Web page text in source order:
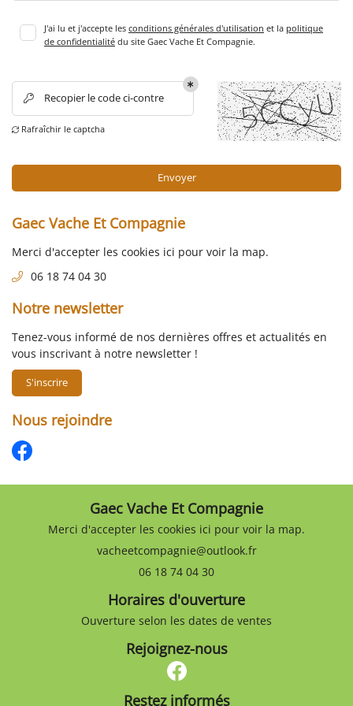
ACCUEIL
PRODUITS
CONTACT
Rejoignez-
J'ai lu et j'accepte les conditions générales d'utilisation et la politique
de confidentialité du site Gaec Vache Et Compagnie.
 Recopier le code ci-contre
 Rafraîchir le captcha
Envoyer
Gaec Vache Et Compagnie
Merci d'accepter les cookies ici pour voir la map.
06 18 74 04 30
Notre newsletter
Tenez-vous informé de nos dernières offres et actualités en
vous inscrivant à notre newsletter !
S'inscrire
Nous rejoindre
Gaec Vache Et Compagnie
Merci d'accepter les cookies ici pour voir la map.
06 18 74 04 30
Horaires d'ouverture
Ouverture selon les dates de ventes
Rejoignez-nous
Restez informés